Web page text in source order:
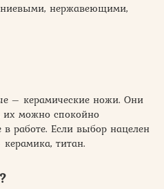
нержавеющими,
– керамические ножи. Они
их можно спокойно
работе. Если выбор нацелен
титан.